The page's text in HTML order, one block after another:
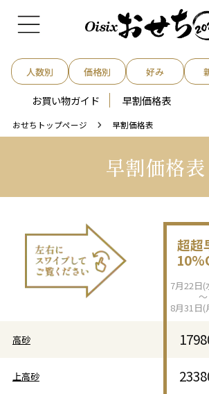
人数別 価格別 好み
お買い物ガイド 早割価格表
おせちトップページ 早割価格表
早割価格表
超超
7月22日(
～
8月31日(
高砂
上高砂